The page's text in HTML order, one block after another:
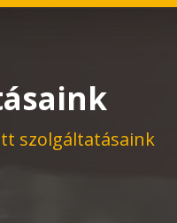
szolgáltatásaink